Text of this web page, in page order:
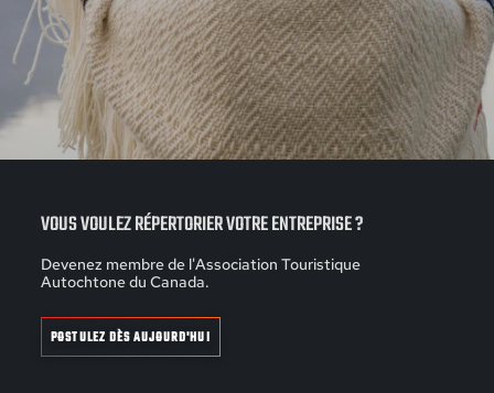
VOUS VOULEZ RÉPERTORIER VOTRE ENTREPRISE ?
Devenez membre de l'Association Touristique
Autochtone du Canada.
POSTULEZ DÈS AUJOURD'HUI